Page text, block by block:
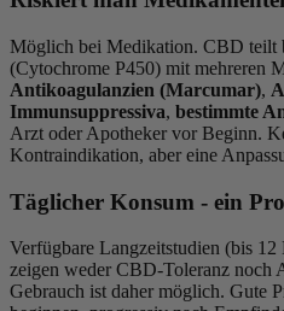
Möglich bei Medikation. CBD teilt
(Cytochrome P450) mit mehreren
Antikoagulanzien (Marcumar),
Immunsuppressiva, bestimmte
Arzt oder Apotheker vor Beginn.
Kontraindikation, aber eine
Täglicher Konsum - ein
Verfügbare Langzeitstudien (bis
zeigen weder CBD-Toleranz noch
Gebrauch ist daher möglich. Gute